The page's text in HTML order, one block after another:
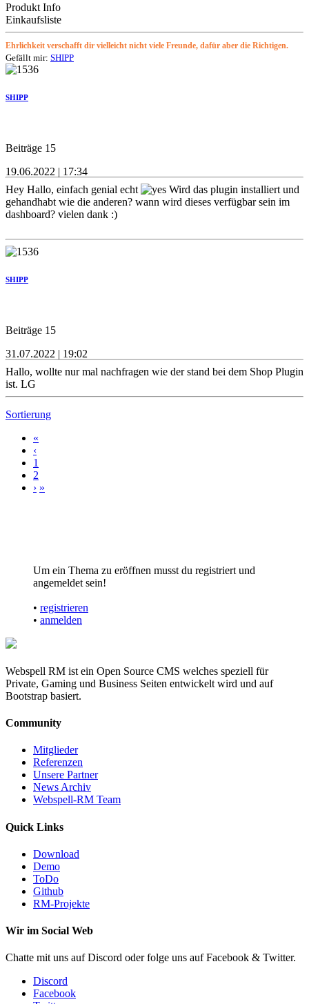
Produkt Info
Einkaufsliste
Ehrlichkeit verschafft dir vielleicht nicht viele Freunde, dafür aber die Richtigen.
Gefällt mir: SHIPP
SHIPP
Beiträge 15
19.06.2022 | 17:34
Hey Hallo, einfach genial echt
Wird das plugin installiert und
gehandhabt wie die anderen? wann wird dieses verfügbar sein im
dashboard? vielen dank :)
SHIPP
Beiträge 15
31.07.2022 | 19:02
Hallo, wollte nur mal nachfragen wie der stand bei dem Shop Plugin
ist. LG
Sortierung
«
‹
1
2
› »
Um ein Thema zu eröffnen musst du registriert und
angemeldet sein!
• registrieren
• anmelden
Webspell RM ist ein Open Source CMS welches speziell für
Private, Gaming und Business Seiten entwickelt wird und auf
Bootstrap basiert.
Community
Mitglieder
Referenzen
Unsere Partner
News Archiv
Webspell-RM Team
Quick Links
Download
Demo
ToDo
Github
RM-Projekte
Wir im Social Web
Chatte mit uns auf Discord oder folge uns auf Facebook & Twitter.
Discord
Facebook